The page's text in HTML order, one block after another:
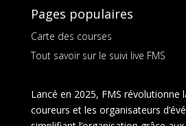
Pages populaires
Carte des courses
Tout savoir sur le suivi live FMS
Lancé en 2025, FMS révolutionne
coureurs et les organisateurs